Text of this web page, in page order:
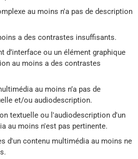
au moins n'a pas de description
a des contrastes insuffisants.
d’interface ou un élément graphique
au moins a des contrastes
au moins n’a pas de
et/ou audiodescription.
textuelle ou l'audiodescription d'un
au moins n'est pas pertinente.
d'un contenu multimédia au moins ne